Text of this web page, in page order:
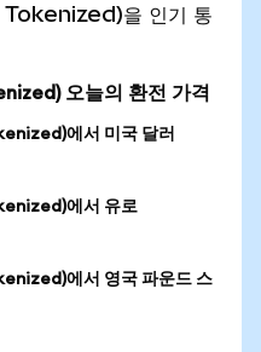
을 인기 통
오늘의 환전 가격
에서 미국 달러
에서 유로
에서 영국 파운드 스